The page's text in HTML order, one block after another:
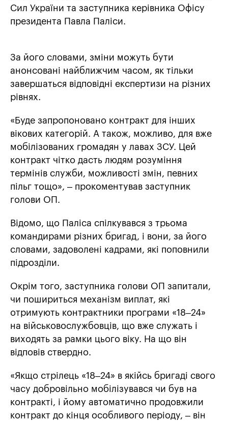
Сил України та заступника керівника Офісу
президента Павла Паліси.
За його словами, зміни можуть бути
анонсовані найближчим часом, як тільки
завершаться відповідні експертизи на різних
рівнях.
«Буде запропоновано контракт для інших
вікових категорій. А також, можливо, для вже
мобілізованих громадян у лавах ЗСУ. Цей
контракт чітко дасть людям розуміння
термінів служби, можливості змін, певних
пільг тощо», – прокоментував заступник
голови ОП.
Відомо, що Паліса спілкувався з трьома
командирами різних бригад, і вони, за його
словами, задоволені кадрами, які поповнили
підрозділи.
Окрім того, заступника голови ОП запитали,
чи пошириться механізм виплат, які
отримують контрактники програми «18–24»
на військовослужбовців, що вже служать і
виходять за рамки цього віку. На що він
відповів ствердно.
«Якщо стрілець «18–24» в якійсь бригаді свого
часу добровільно мобілізувався чи був на
контракті, і йому автоматично продовжили
контракт до кінця особливого періоду, – він